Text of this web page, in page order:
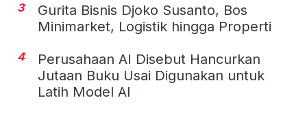
3
Gurita Bisnis Djoko Susanto, Bos
Minimarket, Logistik hingga Properti
4
Perusahaan AI Disebut Hancurkan
Jutaan Buku Usai Digunakan untuk
Latih Model AI